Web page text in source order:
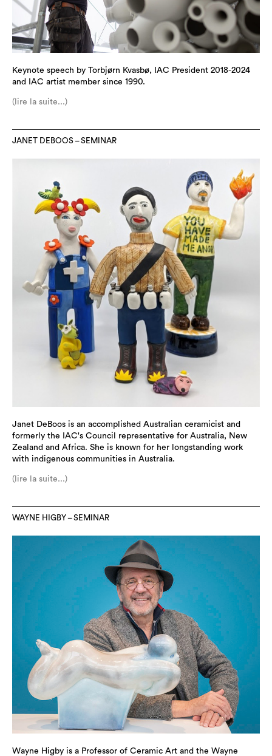
Keynote speech by Torbjørn Kvasbø, IAC President 2018-2024
and IAC artist member since 1990.
(lire la suite...)
JANET DEBOOS – SEMINAR
Janet DeBoos is an accomplished Australian ceramicist and
formerly the IAC's Council representative for Australia, New
Zealand and Africa. She is known for her longstanding work
with indigenous communities in Australia.
(lire la suite...)
WAYNE HIGBY – SEMINAR
Wayne Higby is a Professor of Ceramic Art and the Wayne